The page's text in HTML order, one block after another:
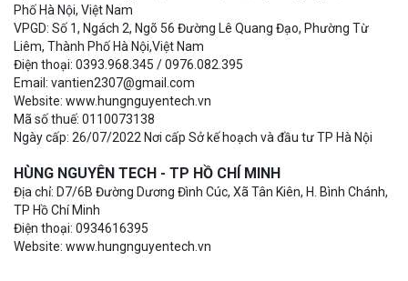
Phố Hà Nội, Việt Nam
VPGD: Số 1, Ngách 2, Ngõ 56 Đường Lê Quang Đạo, Phường Từ
Liêm, Thành Phố Hà Nội,Việt Nam
Điện thoại: 0393.968.345 / 0976.082.395
Email: vantien2307@gmail.com
Website: www.hungnguyentech.vn
Mã số thuế: 0110073138
Ngày cấp: 26/07/2022 Nơi cấp Sở kế hoạch và đầu tư TP Hà Nội
HÙNG NGUYÊN TECH - TP HỒ CHÍ MINH
Địa chỉ: D7/6B Đường Dương Đình Cúc, Xã Tân Kiên, H. Bình Chánh,
TP Hồ Chí Minh
Điện thoại: 0934616395
Website: www.hungnguyentech.vn